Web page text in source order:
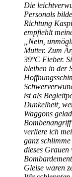
Die
Personals
Richtung
empfiehlt
Nein,
Mutter. Zum
39°C Fieber.
bleiben in der
ist als
Dunkelheit,
Waggons
verliere ich
ganz
dieses Grauen
Gleise waren